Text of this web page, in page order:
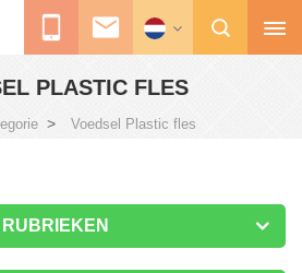
PLASTIC FLES
> Voedsel Plastic fles